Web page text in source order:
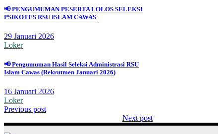
📢 PENGUMUMAN PESERTA LOLOS SELEKSI
PSIKOTES RSU ISLAM CAWAS
29 Januari 2026
Loker
📢 Pengumuman Hasil Seleksi Administrasi RSU
Islam Cawas (Rekrutmen Januari 2026)
16 Januari 2026
Loker
Previous post
Next post